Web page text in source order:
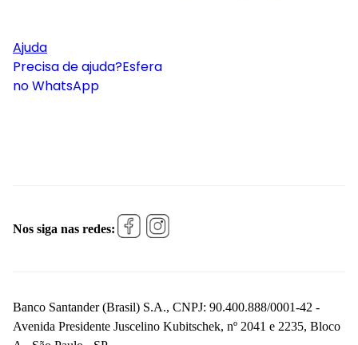
Ajuda
Precisa de ajuda?Esfera
no WhatsApp
Nos siga nas redes:
Banco Santander (Brasil) S.A., CNPJ: 90.400.888/0001-42 -
Avenida Presidente Juscelino Kubitschek, nº 2041 e 2235, Bloco